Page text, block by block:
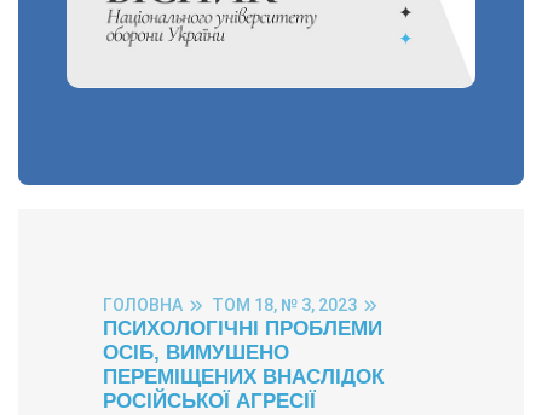
ГОЛОВНА ТОМ 18, № 3, 2023
ПСИХОЛОГІЧНІ ПРОБЛЕМИ
ОСІБ, ВИМУШЕНО
ПЕРЕМІЩЕНИХ ВНАСЛІДОК
РОСІЙСЬКОЇ АГРЕСІЇ